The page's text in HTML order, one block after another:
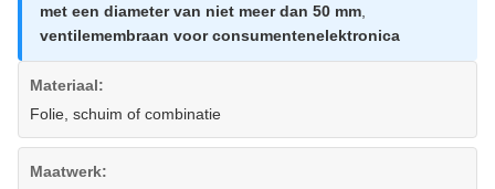
met een diameter van niet meer dan 50 mm
ventilemembraan voor consumentenelektronica
Materiaal:
Folie, schuim of combinatie
Maatwerk: